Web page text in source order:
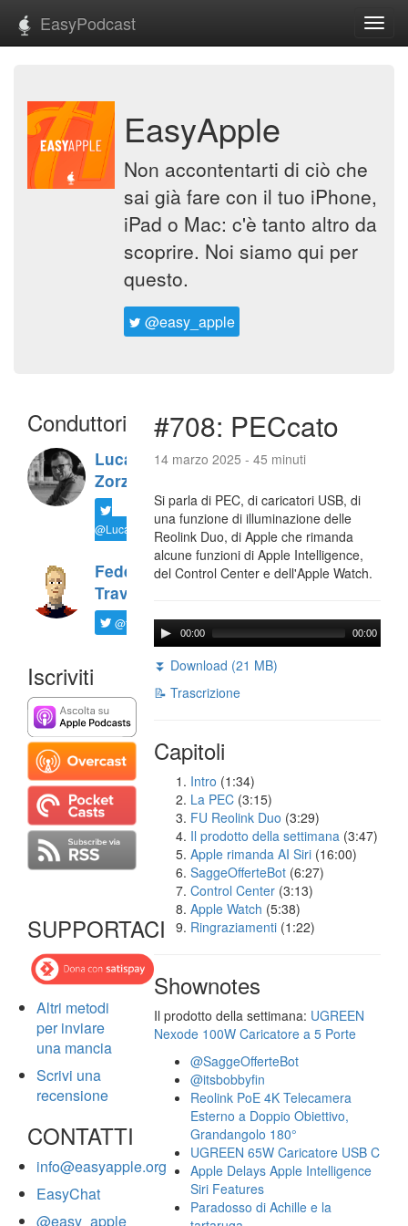
EasyPodcast
EasyApple
Non accontentarti di ciò che
sai già fare con il tuo iPhone,
iPad o Mac: c'è tanto altro da
scoprire. Noi siamo qui per
questo.
@easy_apple
Conduttori
Luca
Zorzi
@LucaTNT
Federico
Travaini
@ftrava
Iscriviti
SUPPORTACI
Altri metodi
per inviare
una mancia
Scrivi una
recensione
CONTATTI
info@easyapple.org
EasyChat
@easy_apple
#708: PECcato
14 marzo 2025 - 45 minuti
Si parla di PEC, di caricatori USB, di
una funzione di illuminazione delle
Reolink Duo, di Apple che rimanda
alcune funzioni di Apple Intelligence,
del Control Center e dell'Apple Watch.
00:00 00:00
⏬ Download (21 MB)
📝 Trascrizione
Capitoli
Intro (1:34)
La PEC (3:15)
FU Reolink Duo (3:29)
Il prodotto della settimana (3:47)
Apple rimanda AI Siri (16:00)
SaggeOfferteBot (6:27)
Control Center (3:13)
Apple Watch (5:38)
Ringraziamenti (1:22)
Shownotes
Il prodotto della settimana: UGREEN
Nexode 100W Caricatore a 5 Porte
@SaggeOfferteBot
@itsbobbyfin
Reolink PoE 4K Telecamera
Esterno a Doppio Obiettivo,
Grandangolo 180°
UGREEN 65W Caricatore USB C
Apple Delays Apple Intelligence
Siri Features
Paradosso di Achille e la